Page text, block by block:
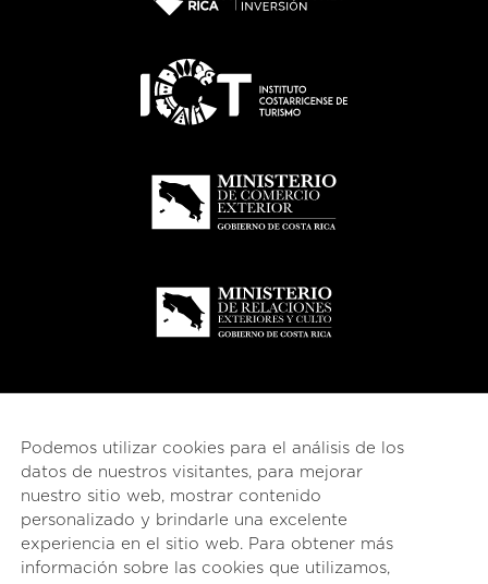
Podemos utilizar cookies para el análisis de los
datos de nuestros visitantes, para mejorar
nuestro sitio web, mostrar contenido
personalizado y brindarle una excelente
experiencia en el sitio web. Para obtener más
información sobre las cookies que utilizamos,